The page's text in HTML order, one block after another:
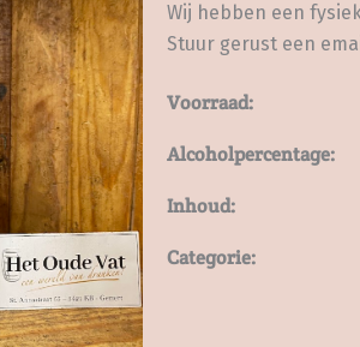
Wij hebben een
Stuur gerust een
Voorraad:
Alcoholpercentage:
Inhoud:
Categorie: